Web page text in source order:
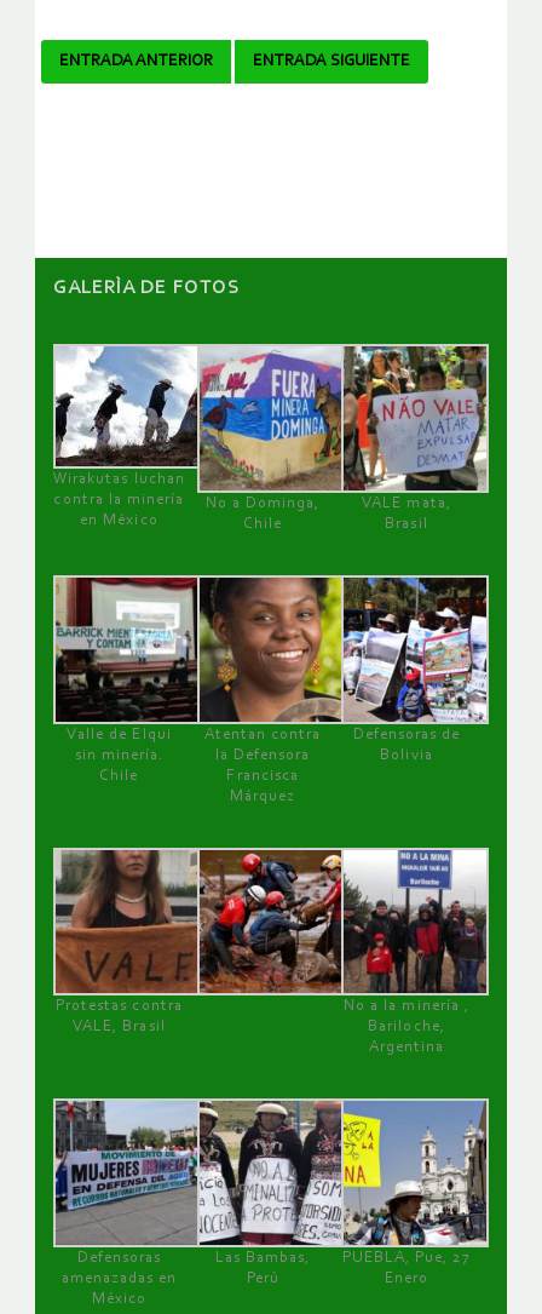
Navegador
ENTRADA ANTERIOR ENTRADA SIGUIENTE
GALERÌA DE FOTOS
Wirakutas luchan
contra la minería
en México
No a Dominga,
Chile
VALE mata,
Brasil
Valle de Elqui
sin minería.
Chile
Atentan contra
la Defensora
Francisca
Márquez
Defensoras de
Bolivia
Protestas contra
VALE, Brasil
No a la minería ,
Bariloche,
Argentina
Defensoras
amenazadas en
México
Las Bambas,
Perú
PUEBLA, Pue, 27
Enero